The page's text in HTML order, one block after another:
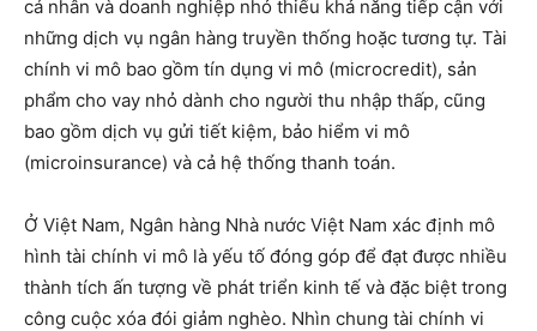
cá nhân và doanh nghiệp nhỏ thiếu khả năng tiếp cận với
những dịch vụ ngân hàng truyền thống hoặc tương tự. Tài
chính vi mô bao gồm tín dụng vi mô (microcredit), sản
phẩm cho vay nhỏ dành cho người thu nhập thấp, cũng
bao gồm dịch vụ gửi tiết kiệm, bảo hiểm vi mô
(microinsurance) và cả hệ thống thanh toán.
Ở Việt Nam, Ngân hàng Nhà nước Việt Nam xác định mô
hình tài chính vi mô là yếu tố đóng góp để đạt được nhiều
thành tích ấn tượng về phát triển kinh tế và đặc biệt trong
công cuộc xóa đói giảm nghèo. Nhìn chung tài chính vi